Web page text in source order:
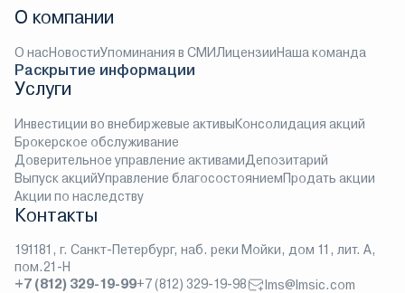
О компании
О насНовостиУпоминания в СМИЛицензииНаша команда
Раскрытие информации
Услуги
Инвестиции во внебиржевые активыКонсолидация акций
Брокерское обслуживание
Доверительное управление активамиДепозитарий
Выпуск акцийУправление благосостояниемПродать акции
Акции по наследству
Контакты
191181, г. Санкт-Петербург, наб. реки Мойки, дом 11, лит. А,
пом.21-Н
+7 (812) 329-19-99+7 (812) 329-19-98
lms@lmsic.com